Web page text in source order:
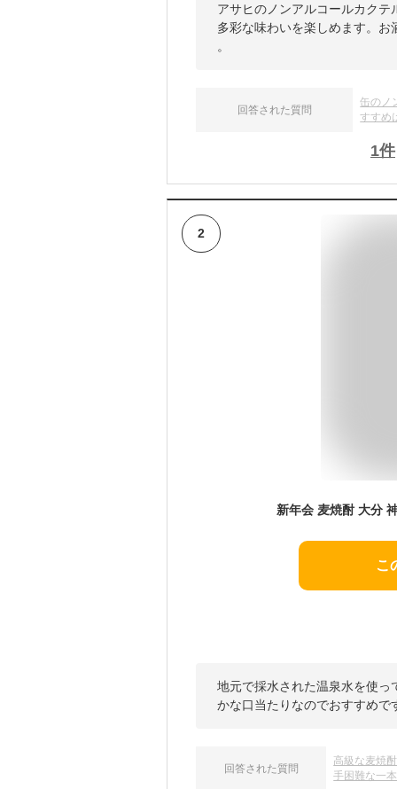
アサヒのノンアルコールカク
多彩な味わいを楽しめます。
。
回答された質問
缶のノ
すすめ
1件
2
こ
地元で採水された温泉水を使
かな口当たりなのでおすすめで
回答された質問
高級な麦焼
手困難な一